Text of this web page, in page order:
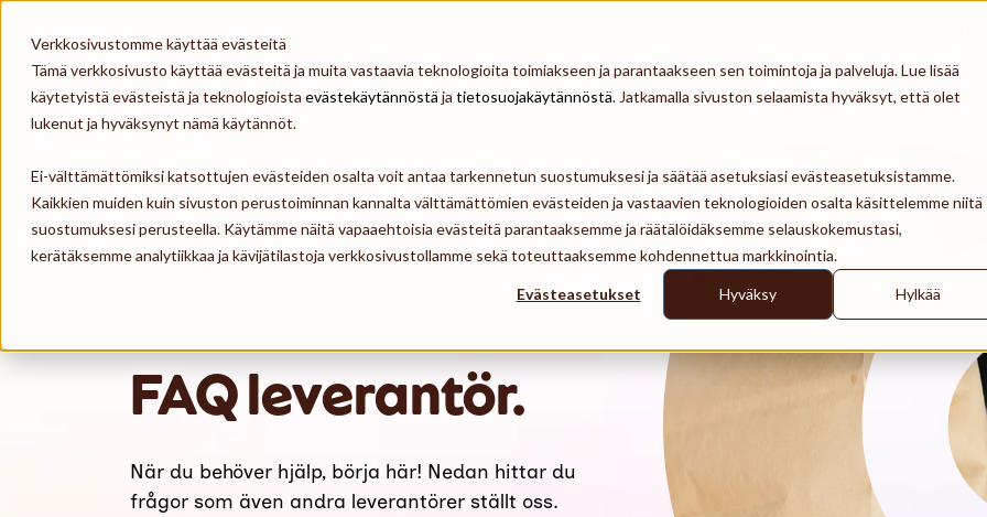
Verkkosivustomme käyttää evästeitä
Tämä verkkosivusto käyttää evästeitä ja muita vastaavia teknologioita toimiakseen ja parantaakseen sen toimintoja ja palveluja. Lue lisää
käytetyistä evästeistä ja teknologioista evästekäytännöstä ja tietosuojakäytännöstä. Jatkamalla sivuston selaamista hyväksyt, että olet
lukenut ja hyväksynyt nämä käytännöt.
Ei-välttämättömiksi katsottujen evästeiden osalta voit antaa tarkennetun suostumuksesi ja säätää asetuksiasi evästeasetuksistamme.
Kaikkien muiden kuin sivuston perustoiminnan kannalta välttämättömien evästeiden ja vastaavien teknologioiden osalta käsittelemme niitä
suostumuksesi perusteella. Käytämme näitä vapaaehtoisia evästeitä parantaaksemme ja räätälöidäksemme selauskokemustasi,
kerätäksemme analytiikkaa ja kävijätilastoja verkkosivustollamme sekä toteuttaaksemme kohdennettua markkinointia.
Evästeasetukset Hyväksy Hylkää
Skip to content
Epassi För anställda För arbetsgivare För leverantörer
FAQ leverantör.
När du behöver hjälp, börja här! Nedan hittar du
frågor som även andra leverantörer ställt oss.